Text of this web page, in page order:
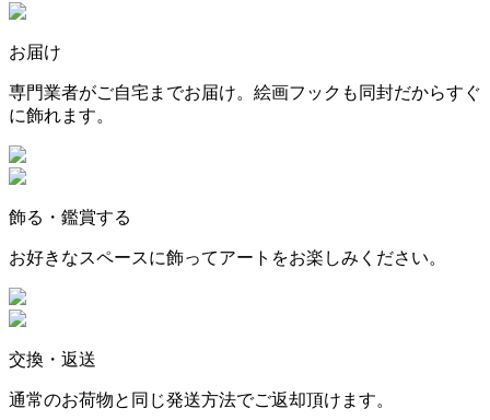
お届け
専門業者がご自宅までお届け。絵画フックも同封だからすぐ
に飾れます。
飾る・鑑賞する
お好きなスペースに飾ってアートをお楽しみください。
交換・返送
通常のお荷物と同じ発送方法でご返却頂けます。